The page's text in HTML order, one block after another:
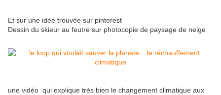
Et sur une idée trouvée sur pinterest
Dessin du skieur au feutre sur photocopie de paysage de neige
une vidéo qui explique très bien le changement climatique aux